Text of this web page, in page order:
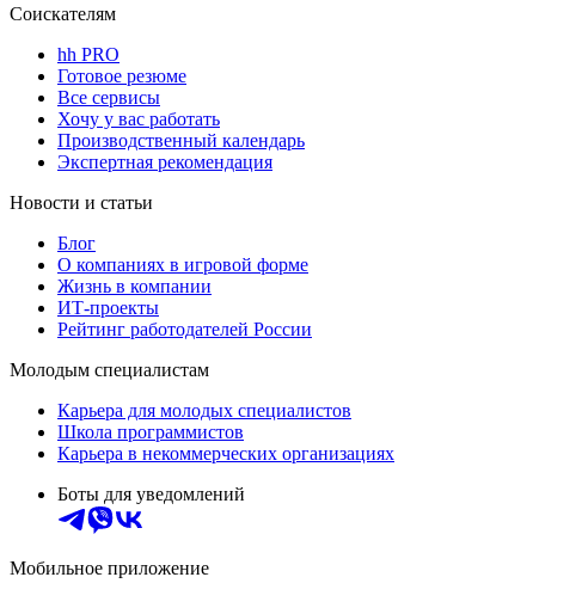
Соискателям
hh PRO
Готовое резюме
Все сервисы
Хочу у вас работать
Производственный календарь
Экспертная рекомендация
Новости и статьи
Блог
О компаниях в игровой форме
Жизнь в компании
ИТ-проекты
Рейтинг работодателей России
Молодым специалистам
Карьера для молодых специалистов
Школа программистов
Карьера в некоммерческих организациях
Боты для уведомлений
Мобильное приложение